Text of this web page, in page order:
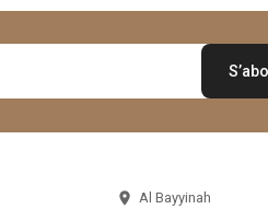
 Al Bayyinah